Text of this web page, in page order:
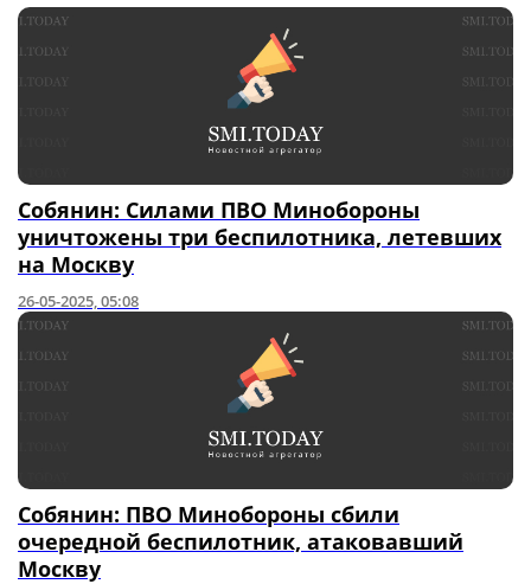
Собянин: Силами ПВО Минобороны
уничтожены три беспилотника, летевших
на Москву
26-05-2025, 05:08
Собянин: ПВО Минобороны сбили
очередной беспилотник, атаковавший
Москву